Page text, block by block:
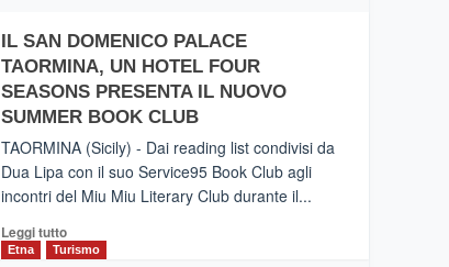
PIEDIMONTE
ETNEO
–
Meta
privilegiata
secondo
i
di
Airbnb.
IL SAN DOMENICO PALACE
TAORMINA, UN HOTEL FOUR
SEASONS PRESENTA IL NUOVO
SUMMER BOOK CLUB
TAORMINA (Sicily) - Dai reading list condivisi da
Dua Lipa con il suo Service95 Book Club agli
incontri del Miu Miu Literary Club durante il...
Leggi tuttoLeggi
di
Etna Turismo